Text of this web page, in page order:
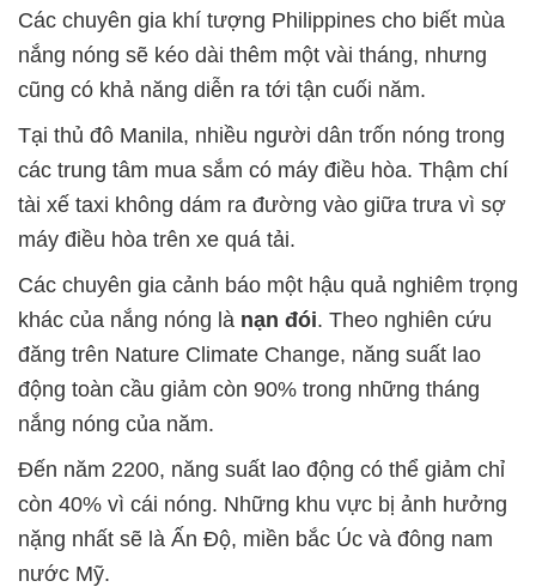
Các chuyên gia khí tượng Philippines cho biết mùa
nắng nóng sẽ kéo dài thêm một vài tháng, nhưng
cũng có khả năng diễn ra tới tận cuối năm.
Tại thủ đô Manila, nhiều người dân trốn nóng trong
các trung tâm mua sắm có máy điều hòa. Thậm chí
tài xế taxi không dám ra đường vào giữa trưa vì sợ
máy điều hòa trên xe quá tải.
Các chuyên gia cảnh báo một hậu quả nghiêm trọng
khác của nắng nóng là nạn đói. Theo nghiên cứu
đăng trên Nature Climate Change, năng suất lao
động toàn cầu giảm còn 90% trong những tháng
nắng nóng của năm.
Đến năm 2200, năng suất lao động có thể giảm chỉ
còn 40% vì cái nóng. Những khu vực bị ảnh hưởng
nặng nhất sẽ là Ấn Độ, miền bắc Úc và đông nam
nước Mỹ.